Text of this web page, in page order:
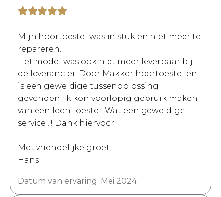
Mijn hoortoestel was in stuk en niet meer te
repareren.
Het model was ook niet meer leverbaar bij
de leverancier. Door Makker hoortoestellen
is een geweldige tussenoplossing
gevonden. Ik kon voorlopig gebruik maken
van een leen toestel. Wat een geweldige
service !! Dank hiervoor.
Met vriendelijke groet,
Hans
Datum van ervaring: Mei 2024